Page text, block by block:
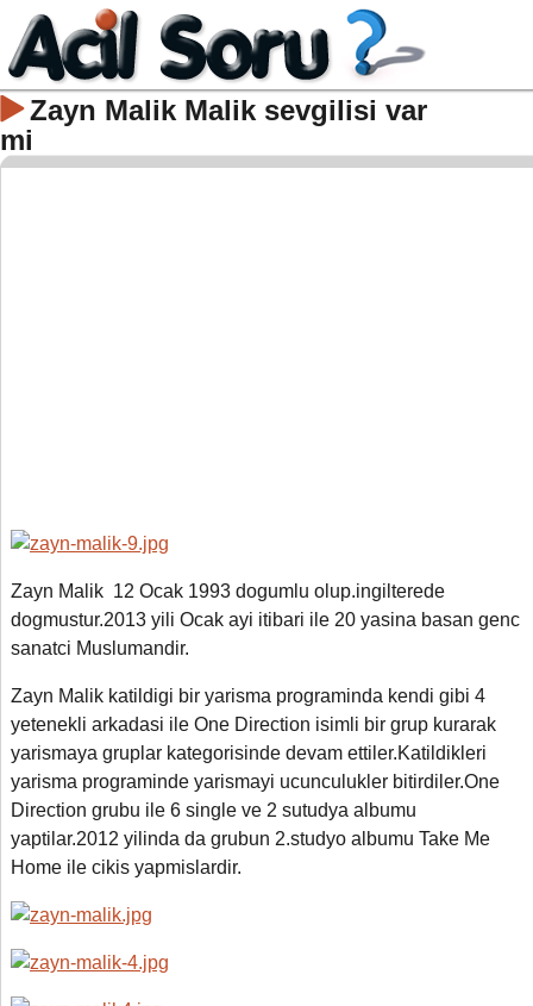
Zayn Malik Malik sevgilisi var
mi
Zayn Malik 12 Ocak 1993 dogumlu olup.ingilterede
dogmustur.2013 yili Ocak ayi itibari ile 20 yasina basan genc
sanatci Muslumandir.
Zayn Malik katildigi bir yarisma programinda kendi gibi 4
yetenekli arkadasi ile One Direction isimli bir grup kurarak
yarismaya gruplar kategorisinde devam ettiler.Katildikleri
yarisma programinde yarismayi ucunculukler bitirdiler.One
Direction grubu ile 6 single ve 2 sutudya albumu
yaptilar.2012 yilinda da grubun 2.studyo albumu Take Me
Home ile cikis yapmislardir.